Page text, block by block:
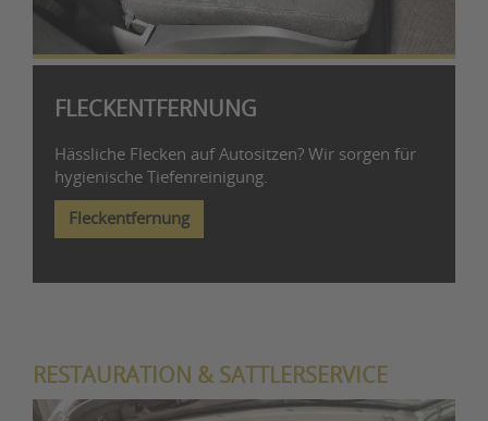
FLECKENTFERNUNG
Hässliche Flecken auf Autositzen? Wir sorgen für
hygienische Tiefenreinigung.
Fleckentfernung
RESTAURATION & SATTLERSERVICE